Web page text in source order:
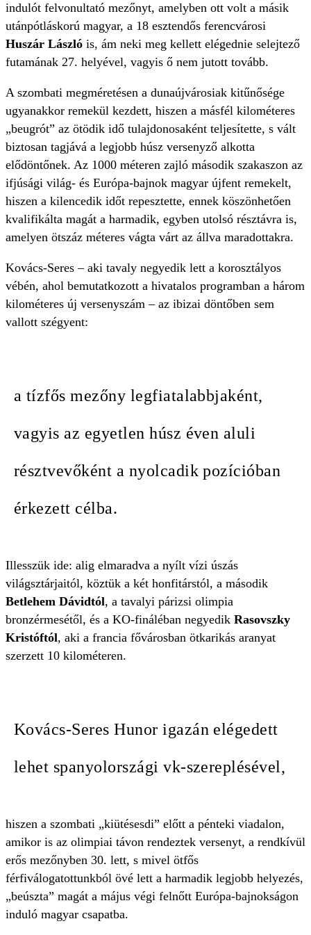
indulót felvonultató mezőnyt, amelyben ott volt a másik
utánpótláskorú magyar, a 18 esztendős ferencvárosi
Huszár László is, ám neki meg kellett elégednie selejtező
futamának 27. helyével, vagyis ő nem jutott tovább.
A szombati megméretésen a dunaújvárosiak kitűnősége
ugyanakkor remekül kezdett, hiszen a másfél kilométeres
„beugrót” az ötödik idő tulajdonosaként teljesítette, s vált
biztosan tagjává a legjobb húsz versenyző alkotta
elődöntőnek. Az 1000 méteren zajló második szakaszon az
ifjúsági világ- és Európa-bajnok magyar újfent remekelt,
hiszen a kilencedik időt repesztette, ennek köszönhetően
kvalifikálta magát a harmadik, egyben utolsó résztávra is,
amelyen ötszáz méteres vágta várt az állva maradottakra.
Kovács-Seres – aki tavaly negyedik lett a korosztályos
vébén, ahol bemutatkozott a hivatalos programban a három
kilométeres új versenyszám – az ibizai döntőben sem
vallott szégyent:
a tízfős mezőny legfiatalabbjaként,
vagyis az egyetlen húsz éven aluli
résztvevőként a nyolcadik pozícióban
érkezett célba.
Illesszük ide: alig elmaradva a nyílt vízi úszás
világsztárjaitól, köztük a két honfitárstól, a második
Betlehem Dávidtól, a tavalyi párizsi olimpia
bronzérmesétől, és a KO-fináléban negyedik Rasovszky
Kristóftól, aki a francia fővárosban ötkarikás aranyat
szerzett 10 kilométeren.
Kovács-Seres Hunor igazán elégedett
lehet spanyolországi vk-szereplésével,
hiszen a szombati „kiütésesdi” előtt a pénteki viadalon,
amikor is az olimpiai távon rendeztek versenyt, a rendkívül
erős mezőnyben 30. lett, s mivel ötfős
férfiválogatottunkból övé lett a harmadik legjobb helyezés,
„beúszta” magát a május végi felnőtt Európa-bajnokságon
induló magyar csapatba.